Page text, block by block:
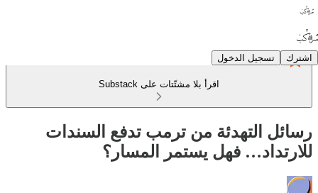
اشترك تسجيل الدخول
اقرأ بلا مشتّتات على Substack
رسائل التهدئة من ترمب تدفع السندات
للارتداد… فهل يستمر المسار؟